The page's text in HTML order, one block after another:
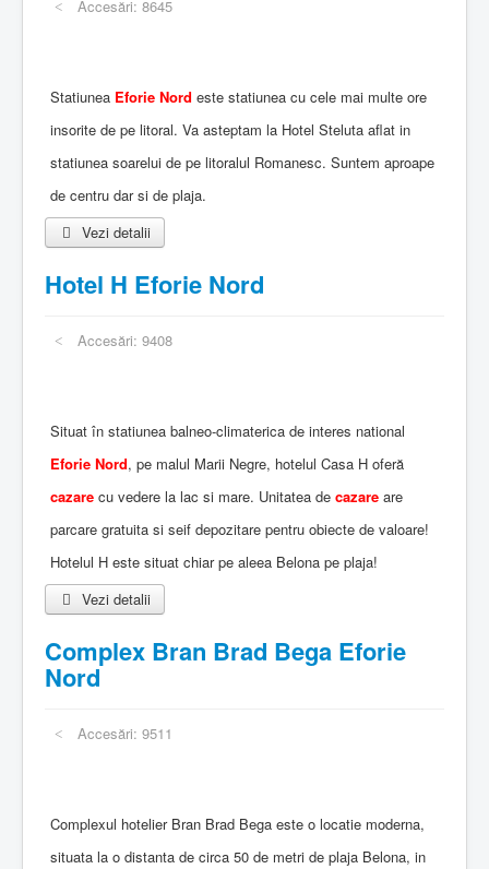
Accesări: 8645
Statiunea Eforie Nord este statiunea cu cele mai multe ore
insorite de pe litoral. Va asteptam la Hotel Steluta aflat in
statiunea soarelui de pe litoralul Romanesc. Suntem aproape
de centru dar si de plaja.
Vezi detalii
Hotel H Eforie Nord
Accesări: 9408
Situat în statiunea balneo-climaterica de interes national
Eforie Nord, pe malul Marii Negre, hotelul Casa H oferă
cazare cu vedere la lac si mare. Unitatea de cazare are
parcare gratuita si seif depozitare pentru obiecte de valoare!
Hotelul H este situat chiar pe aleea Belona pe plaja!
Vezi detalii
Complex Bran Brad Bega Eforie
Nord
Accesări: 9511
Complexul hotelier Bran Brad Bega este o locatie moderna,
situata la o distanta de circa 50 de metri de plaja Belona, in